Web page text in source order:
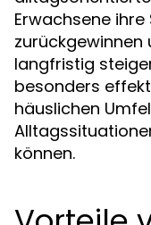
Erwachsene
zurückgewinnen
langfristig
besonders
häuslichen
können.